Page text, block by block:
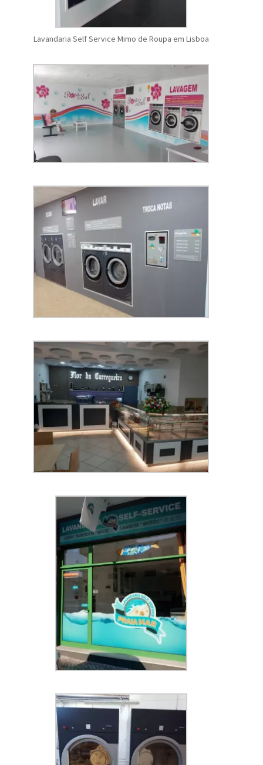
Lavandaria Self Service Mimo de Roupa em Lisboa